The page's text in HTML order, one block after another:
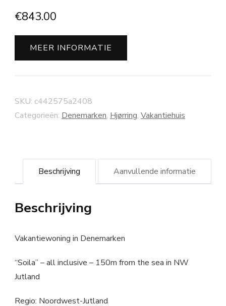
€843.00
MEER INFORMATIE
SKU: c442575a2408
Categorieën: Denemarken, Hjørring, Vakantiehuis
Beschrijving Aanvullende informatie
Beschrijving
Vakantiewoning in Denemarken
“Soila” – all inclusive – 150m from the sea in NW
Jutland
Regio: Noordwest-Jutland